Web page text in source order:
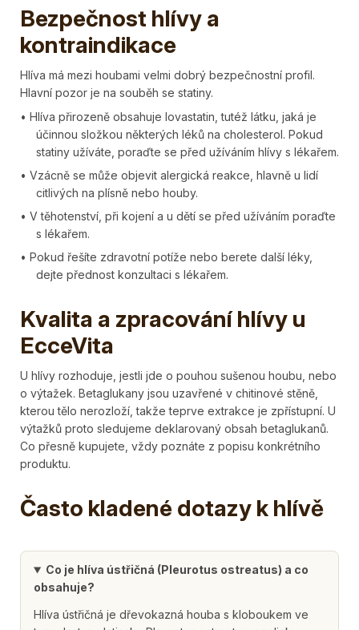
Bezpečnost hlívy a
kontraindikace
Hlíva má mezi houbami velmi dobrý bezpečnostní profil.
Hlavní pozor je na souběh se statiny.
• Hlíva přirozeně obsahuje lovastatin, tutéž látku, jaká je
účinnou složkou některých léků na cholesterol. Pokud
statiny užíváte, poraďte se před užíváním hlívy s lékařem.
• Vzácně se může objevit alergická reakce, hlavně u lidí
citlivých na plísně nebo houby.
• V těhotenství, při kojení a u dětí se před užíváním poraďte
s lékařem.
• Pokud řešíte zdravotní potíže nebo berete další léky,
dejte přednost konzultaci s lékařem.
Kvalita a zpracování hlívy u
EcceVita
U hlívy rozhoduje, jestli jde o pouhou sušenou houbu, nebo
o výtažek. Betaglukany jsou uzavřené v chitinové stěně,
kterou tělo nerozloží, takže teprve extrakce je zpřístupní. U
výtažků proto sledujeme deklarovaný obsah betaglukanů.
Co přesně kupujete, vždy poznáte z popisu konkrétního
produktu.
Často kladené dotazy k hlívě
Co je hlíva ústřičná (Pleurotus ostreatus) a co
obsahuje?
Hlíva ústřičná je dřevokazná houba s kloboukem ve